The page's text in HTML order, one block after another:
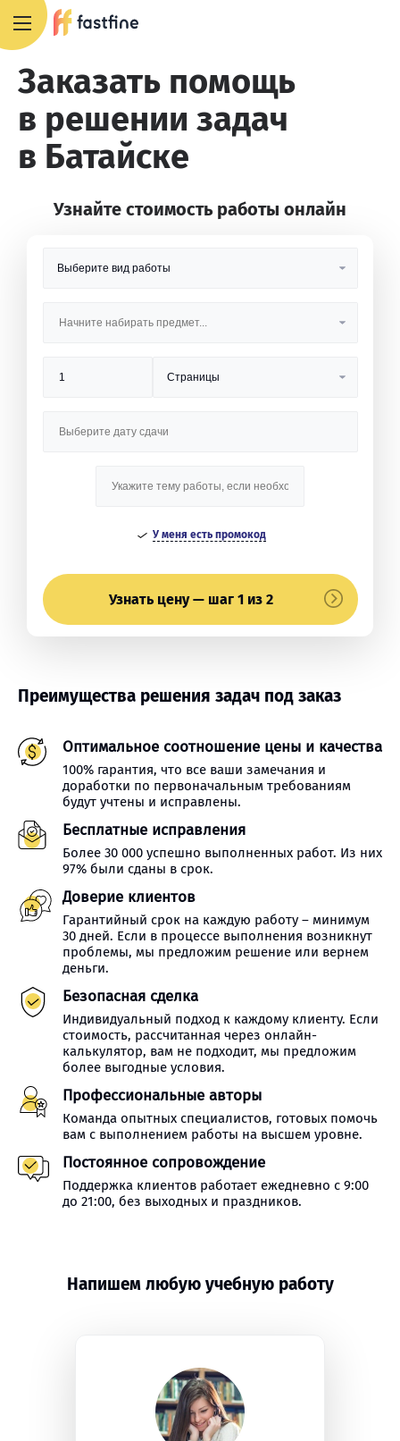
Заказать помощь
в решении задач
в Батайске
Узнайте стоимость работы онлайн
У меня есть промокод
Узнать цену — шаг 1 из 2
Преимущества решения задач под заказ
Оптимальное соотношение цены и качества
100% гарантия, что все ваши замечания и
доработки по первоначальным требованиям
будут учтены и исправлены.
Бесплатные исправления
Более 30 000 успешно выполненных работ. Из них
97% были сданы в срок.
Доверие клиентов
Гарантийный срок на каждую работу – минимум
30 дней. Если в процессе выполнения возникнут
проблемы, мы предложим решение или вернем
деньги.
Безопасная сделка
Индивидуальный подход к каждому клиенту. Если
стоимость, рассчитанная через онлайн-
калькулятор, вам не подходит, мы предложим
более выгодные условия.
Профессиональные авторы
Команда опытных специалистов, готовых помочь
вам с выполнением работы на высшем уровне.
Постоянное сопровождение
Поддержка клиентов работает ежедневно с 9:00
до 21:00, без выходных и праздников.
Напишем любую учебную работу